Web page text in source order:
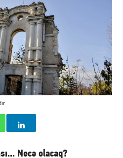
Necə olacaq?